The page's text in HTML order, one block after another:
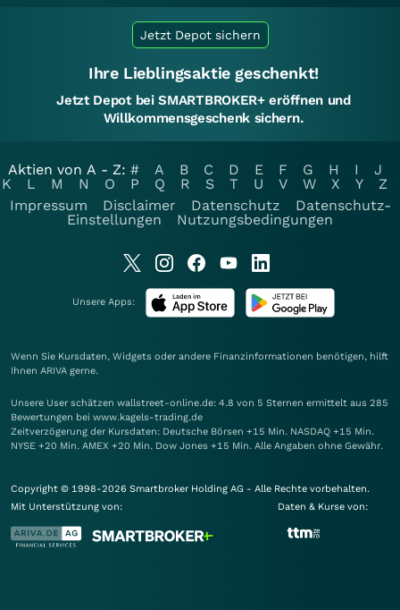
Jetzt Depot sichern
Ihre Lieblingsaktie geschenkt!
Jetzt Depot bei SMARTBROKER+ eröffnen und
Willkommensgeschenk sichern.
Aktien von A - Z: # A B C D E F G H I
J
K
L M N O P Q R S T U V W X Y
Z
Impressum
Disclaimer Datenschutz
Datenschutz-
Einstellungen
Nutzungsbedingungen
Unsere Apps:
Wenn Sie Kursdaten, Widgets oder andere Finanzinformationen benötigen, hilft
Ihnen ARIVA gerne.
Unsere User schätzen wallstreet-online.de: 4.8 von 5 Sternen ermittelt aus 285
Bewertungen bei www.kagels-trading.de
Zeitverzögerung der Kursdaten: Deutsche Börsen +15 Min. NASDAQ +15 Min.
NYSE +20 Min. AMEX +20 Min. Dow Jones +15 Min. Alle Angaben ohne Gewähr.
Copyright © 1998-2026 Smartbroker Holding AG - Alle Rechte vorbehalten.
Mit Unterstützung von:
Daten & Kurse von: